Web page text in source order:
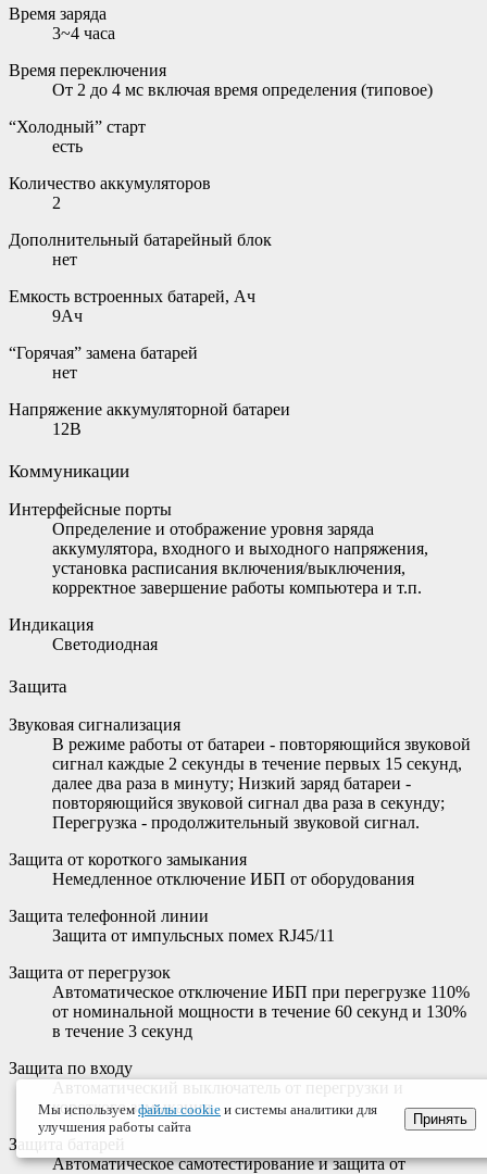
Время заряда
3~4 часа
Время переключения
От 2 до 4 мс включая время определения (типовое)
“Холодный” старт
есть
Количество аккумуляторов
2
Дополнительный батарейный блок
нет
Емкость встроенных батарей, Ач
9Ач
“Горячая” замена батарей
нет
Напряжение аккумуляторной батареи
12В
Коммуникации
Интерфейсные порты
Определение и отображение уровня заряда
аккумулятора, входного и выходного напряжения,
установка расписания включения/выключения,
корректное завершение работы компьютера и т.п.
Индикация
Светодиодная
Защита
Звуковая сигнализация
В режиме работы от батареи - повторяющийся звуковой
сигнал каждые 2 секунды в течение первых 15 секунд,
далее два раза в минуту; Низкий заряд батареи -
повторяющийся звуковой сигнал два раза в секунду;
Перегрузка - продолжительный звуковой сигнал.
Защита от короткого замыкания
Немедленное отключение ИБП от оборудования
Защита телефонной линии
Защита от импульсных помех RJ45/11
Защита от перегрузок
Автоматическое отключение ИБП при перегрузке 110%
от номинальной мощности в течение 60 секунд и 130%
в течение 3 секунд
Защита по входу
Автоматический выключатель от перегрузки и
короткого замыкания
Защита батарей
Автоматическое самотестирование и защита от
Мы используем файлы cookie и системы аналитики для
улучшения работы сайта
Принять